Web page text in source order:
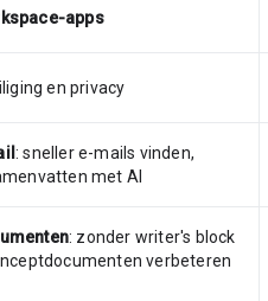
apps
en privacy
: sneller e-mails vinden,
met AI
: zonder writer's block
verbeteren